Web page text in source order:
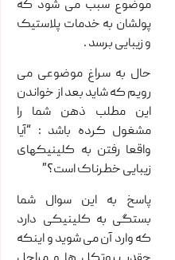
موضوع سبب می شود که
پولشان به خدمات پلاستیک
و زیبایی برسد .
حال به سراغ موضوعی می
رویم که شاید بعد از خواندن
این مطلب ذهن شما را
مشغول کرده باشد : “آیا
واقعا رفتن به کلینیکهای
زیبایی خطرناک است؟”
پاسخ به این سوال شما
بستگی به کلینیکی دارد
که وارد آن می شوید و اینکه